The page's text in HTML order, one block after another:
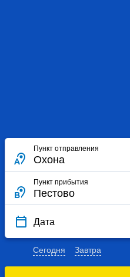
Пункт отправления
Пункт прибытия
Дата
Сегодня Завтра